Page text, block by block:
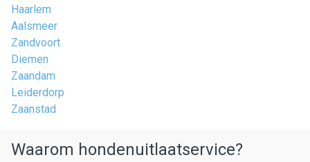
Haarlem
Aalsmeer
Zandvoort
Diemen
Zaandam
Leiderdorp
Zaanstad
Waarom hondenuitlaatservice?